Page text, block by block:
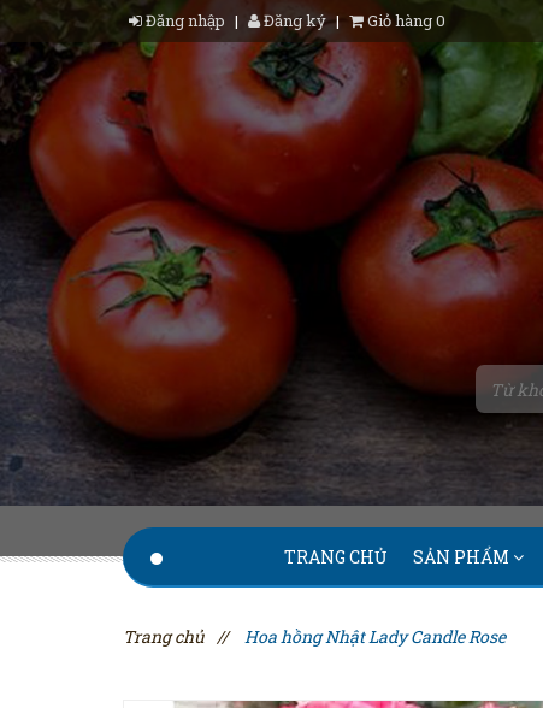
Đăng nhập | Đăng ký | Giỏ hàng 0
TRANG CHỦ SẢN PHẨM
Trang chủ // Hoa hồng Nhật Lady Candle Rose